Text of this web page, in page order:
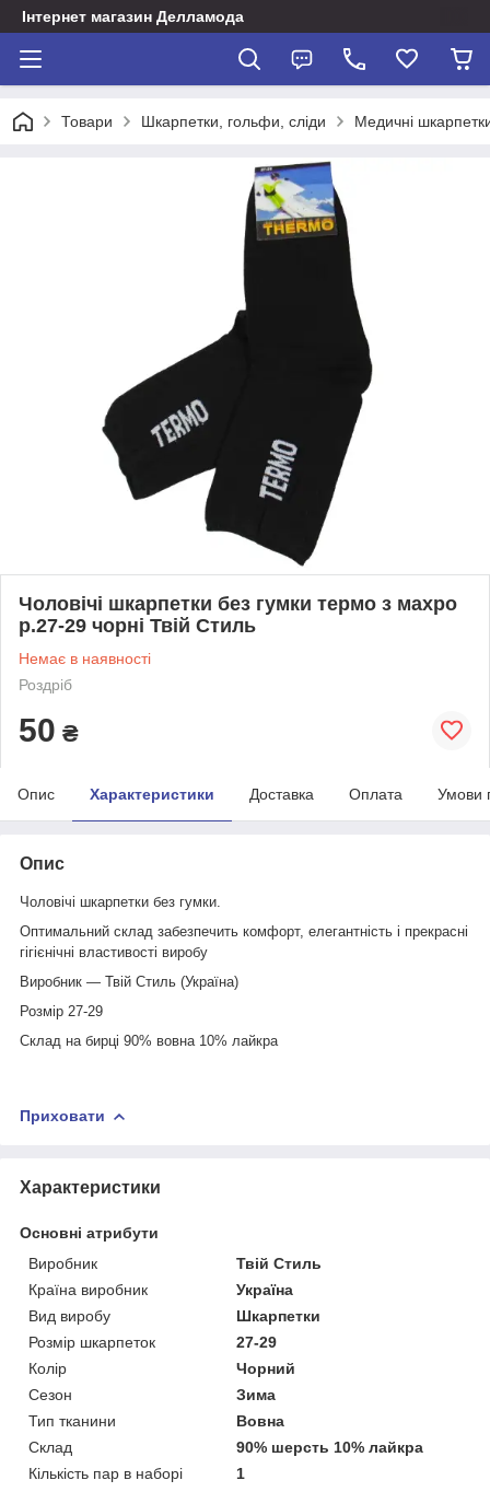
Інтернет магазин Делламода
Товари Шкарпетки, гольфи, сліди Медичні
Чоловічі шкарпетки без гумки термо з махро
р.27-29 чорні Твій Стиль
Немає в наявності
Роздріб
50 ₴
Опис Характеристики Доставка Оплата Умови
Опис
Чоловічі шкарпетки без гумки.
Оптимальний склад забезпечить комфорт, елегантність і прекрасні
гігієнічні властивості виробу
Виробник — Твій Стиль (Україна)
Розмір 27-29
Склад на бирці 90% вовна 10% лайкра
Приховати
Характеристики
Основні атрибути
Виробник
Твій Стиль
Країна виробник
Україна
Вид виробу
Шкарпетки
Розмір шкарпеток
27-29
Колір
Чорний
Сезон
Зима
Тип тканини
Вовна
Склад
90% шерсть 10% лайкра
Кількість пар в наборі
1